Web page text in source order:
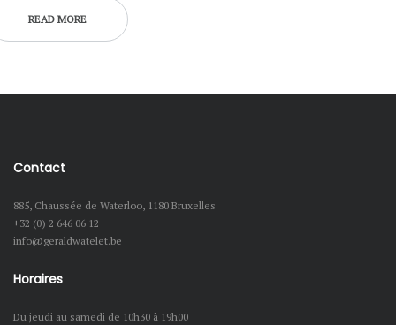
READ MORE
Contact
885, Chaussée de Waterloo, 1180 Bruxelles
+32 (0) 2 646 06 12
info@geraldwatelet.be
Horaires
Du jeudi au samedi de 10h30 à 19h00